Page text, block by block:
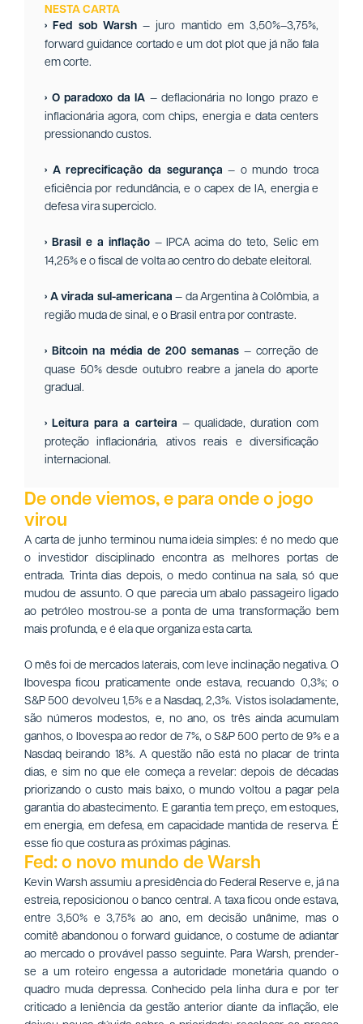
NESTA CARTA
› Fed sob Warsh— juro mantido em 3,50%–3,75%,
forward guidance cortado e um dot plot que já não fala
em corte.
› O paradoxo da IA — deflacionária no longo prazo e
inflacionária agora, com chips, energia e data centers
pressionando custos.
› A reprecificação da segurança— o mundo troca
eficiência por redundância, e o capex de IA, energia e
defesa vira superciclo.
› Brasil e a inflação— IPCA acima do teto, Selic em
14,25% e o fiscal de volta ao centro do debate eleitoral.
› A virada sul-americana — da Argentina à Colômbia, a
região muda de sinal, e o Brasil entra por contraste.
› Bitcoin na média de 200 semanas — correção de
quase 50% desde outubro reabre a janela do aporte
gradual.
› Leitura para a carteira — qualidade, duration com
proteção inflacionária, ativos reais e diversificação
internacional.
De onde viemos, e para onde o jogo
virou
A carta de junho terminou numa ideia simples: é no medo que
o investidor disciplinado encontra as melhores portas de
entrada. Trinta dias depois, o medo continua na sala, só que
mudou de assunto. O que parecia um abalo passageiro ligado
ao petróleo mostrou-se a ponta de uma transformação bem
mais profunda, e é ela que organiza esta carta.
O mês foi de mercados laterais, com leve inclinação negativa. O
Ibovespa ficou praticamente onde estava, recuando 0,3%; o
S&P 500 devolveu 1,5% e a Nasdaq, 2,3%. Vistos isoladamente,
são números modestos, e, no ano, os três ainda acumulam
ganhos, o Ibovespa ao redor de 7%, o S&P 500 perto de 9% e a
Nasdaq beirando 18%. A questão não está no placar de trinta
dias, e sim no que ele começa a revelar: depois de décadas
priorizando o custo mais baixo, o mundo voltou a pagar pela
garantia do abastecimento. E garantia tem preço, em estoques,
em energia, em defesa, em capacidade mantida de reserva. É
esse fio que costura as próximas páginas.
Fed: o novo mundo de Warsh
Kevin Warsh assumiu a presidência do Federal Reserve e, já na
estreia, reposicionou o banco central. A taxa ficou onde estava,
entre 3,50% e 3,75% ao ano, em decisão unânime, mas o
comitê abandonou o forward guidance, o costume de adiantar
ao mercado o provável passo seguinte. Para Warsh, prender-
se a um roteiro engessa a autoridade monetária quando o
quadro muda depressa. Conhecido pela linha dura e por ter
criticado a leniência da gestão anterior diante da inflação, ele